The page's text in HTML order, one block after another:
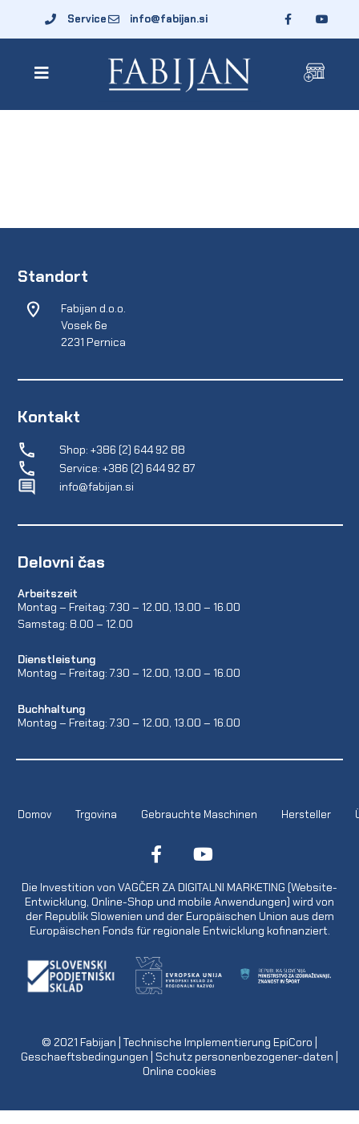
Service info@fabijan.si
Standort
Fabijan d.o.o.
Vosek 6e
2231 Pernica
Kontakt
Shop: +386 (2) 644 92 88
Service: +386 (2) 644 92 87
info@fabijan.si
Delovni čas
Arbeitszeit
Montag – Freitag: 7.30 – 12.00, 13.00 – 16.00
Samstag: 8.00 – 12.00
Dienstleistung
Montag – Freitag: 7.30 – 12.00, 13.00 – 16.00
Buchhaltung
Montag – Freitag: 7.30 – 12.00, 13.00 – 16.00
Domov Trgovina Gebrauchte Maschinen Hersteller
Die Investition von VAGČER ZA DIGITALNI MARKETING (Website-
Entwicklung, Online-Shop und mobile Anwendungen) wird von
der Republik Slowenien und der Europäischen Union aus dem
Europäischen Fonds für regionale Entwicklung kofinanziert.
© 2021 Fabijan | Technische Implementierung EpiCoro
Geschaeftsbedingungen Schutz personenbezogener-daten
Online cookies